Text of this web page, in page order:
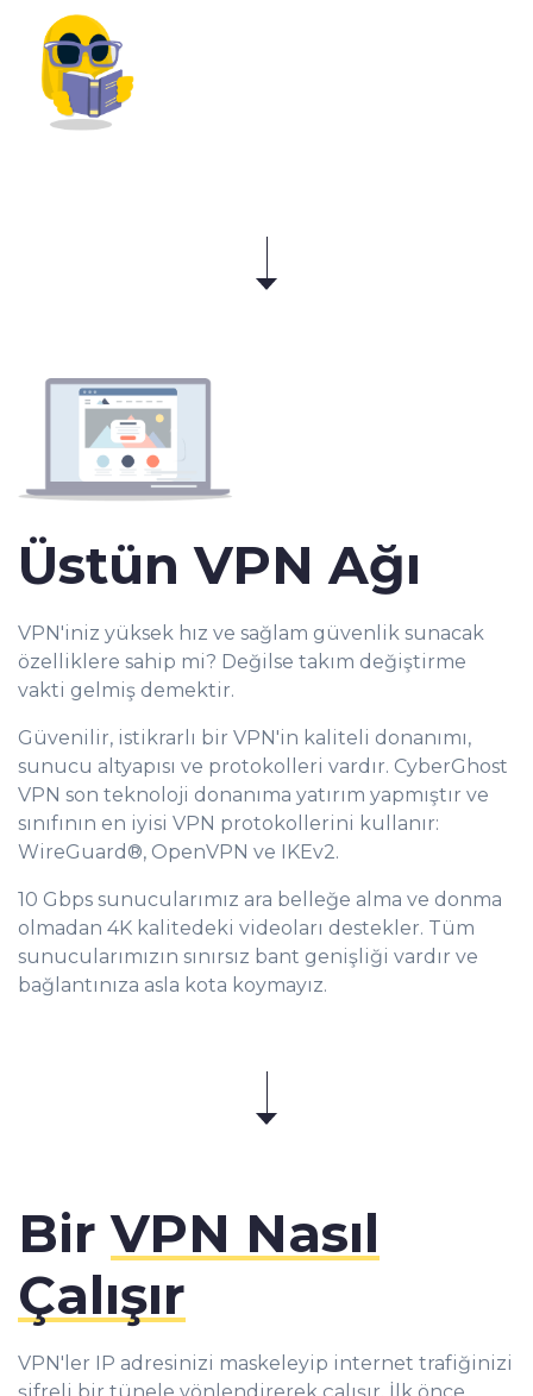
Üstün VPN Ağı
VPN'iniz yüksek hız ve sağlam güvenlik sunacak
özelliklere sahip mi? Değilse takım değiştirme
vakti gelmiş demektir.
Güvenilir, istikrarlı bir VPN'in kaliteli donanımı,
sunucu altyapısı ve protokolleri vardır. CyberGhost
VPN son teknoloji donanıma yatırım yapmıştır ve
sınıfının en iyisi VPN protokollerini kullanır:
WireGuard®, OpenVPN ve IKEv2.
10 Gbps sunucularımız ara belleğe alma ve donma
olmadan 4K kalitedeki videoları destekler. Tüm
sunucularımızın sınırsız bant genişliği vardır ve
bağlantınıza asla kota koymayız.
BirVPN Nasıl
Çalışır
VPN'ler IP adresinizi maskeleyip internet trafiğinizi